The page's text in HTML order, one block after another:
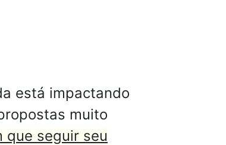
está impactando
muito
que seguir seu